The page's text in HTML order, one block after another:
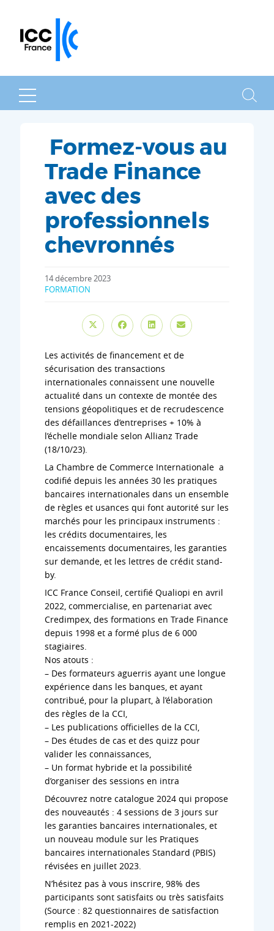
MENU
Formez-vous au
Trade Finance
avec des
professionnels
chevronnés
14 décembre 2023
FORMATION
Les activités de financement et de
sécurisation des transactions
internationales connaissent une nouvelle
actualité dans un contexte de montée des
tensions géopolitiques et de recrudescence
des défaillances d’entreprises + 10% à
l’échelle mondiale selon Allianz Trade
(18/10/23).
La Chambre de Commerce Internationale a
codifié depuis les années 30 les pratiques
bancaires internationales dans un ensemble
de règles et usances qui font autorité sur les
marchés pour les principaux instruments :
les crédits documentaires, les
encaissements documentaires, les garanties
sur demande, et les lettres de crédit stand-
by.
ICC France Conseil, certifié Qualiopi en avril
2022, commercialise, en partenariat avec
Credimpex, des formations en Trade Finance
depuis 1998 et a formé plus de 6 000
stagiaires.
Nos atouts :
– Des formateurs aguerris ayant une longue
expérience dans les banques, et ayant
contribué, pour la plupart, à l’élaboration
des règles de la CCI,
– Les publications officielles de la CCI,
– Des études de cas et des quizz pour
valider les connaissances,
– Un format hybride et la possibilité
d’organiser des sessions en intra
Découvrez notre catalogue 2024 qui propose
des nouveautés : 4 sessions de 3 jours sur
les garanties bancaires internationales, et
un nouveau module sur les Pratiques
bancaires internationales Standard (PBIS)
révisées en juillet 2023.
N’hésitez pas à vous inscrire, 98% des
participants sont satisfaits ou très satisfaits
(Source : 82 questionnaires de satisfaction
remplis en 2021-2022)